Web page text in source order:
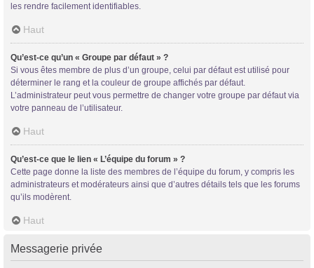
les rendre facilement identifiables.
Haut
Qu’est-ce qu’un « Groupe par défaut » ?
Si vous êtes membre de plus d’un groupe, celui par défaut est utilisé pour
déterminer le rang et la couleur de groupe affichés par défaut.
L’administrateur peut vous permettre de changer votre groupe par défaut via
votre panneau de l’utilisateur.
Haut
Qu’est-ce que le lien « L’équipe du forum » ?
Cette page donne la liste des membres de l’équipe du forum, y compris les
administrateurs et modérateurs ainsi que d’autres détails tels que les forums
qu’ils modèrent.
Haut
Messagerie privée